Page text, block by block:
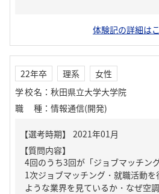
体験記の詳細は
22年卒 理系
女性
学校名 ： 秋田県立大学大学院
職種 ： 情報通信(開発)
【質問内容】
4回のうち3回が「ジョブマッチン
1次ジョブマッチング・就職活動
ような業界を見ているか・なぜ空